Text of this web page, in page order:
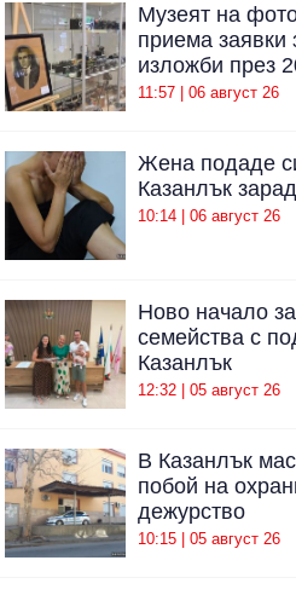
Музеят на
приема заявки
изложби през
11:57 | 06 август 26
Жена подаде
Казанлък
10:14 | 06 август 26
Ново начало
семейства с
Казанлък
12:32 | 05 август 26
В Казанлък
побой на
дежурство
10:15 | 05 август 26